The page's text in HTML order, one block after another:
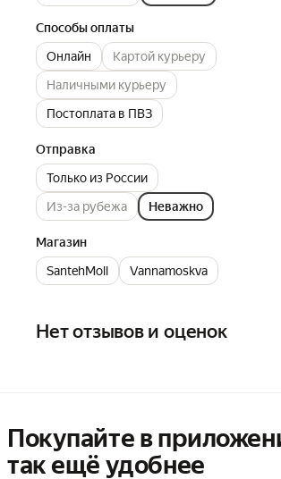
Способы оплаты
Онлайн
Картой курьеру
Наличными курьеру
Постоплата в ПВЗ
Отправка
Только из России
Из-за рубежа
Неважно
Магазин
SantehMoll
Vannamoskva
Нет отзывов и оценок
Покупайте в
так ещё удобнее